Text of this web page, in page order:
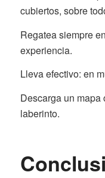
cubiertos, sobre
Regatea siempre
experiencia.
Lleva efectivo: en
Descarga un mapa
laberinto.